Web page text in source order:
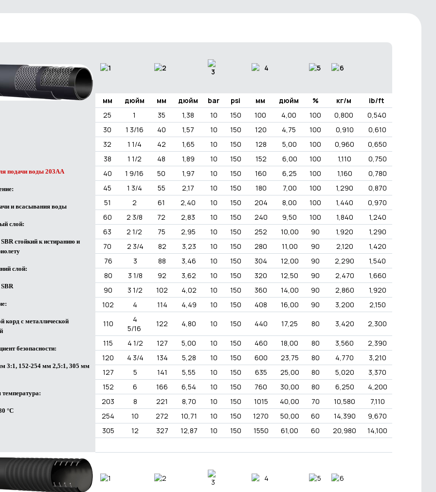
подачи воды 203АA
и всасывания воды
слой:
стойкий к истиранию и
слой:
корд с металлической
безопасности:
3:1, 152-254 мм 2,5:1, 305 мм
температура:
°C
мм дюйм мм дюйм bar psi мм дюйм % кг/м
ib/ft
25
1 35 1,38 10 150 100 4,00 100 0,800
0,540
30
1 3/16 40 1,57 10 150 120 4,75 100 0,910
0,610
32
1 1/4 42 1,65 10 150 128 5,00 100 0,960
0,650
38
1 1/2 48 1,89 10 150 152 6,00 100 1,110
0,750
40
1 9/16 50 1,97 10 150 160 6,25 100 1,160
0,780
45
1 3/4 55 2,17 10 150 180 7,00 100 1,290
0,870
51
2 61 2,40 10 150 204 8,00 100 1,440
0,970
60
2 3/8 72 2,83 10 150 240 9,50 100 1,840
1,240
63
2 1/2 75 2,95 10 150 252 10,00 90 1,920
1,290
70
2 3/4 82 3,23 10 150 280 11,00 90 2,120
1,420
76
3 88 3,46 10 150 304 12,00 90 2,290
1,540
80
3 1/8 92 3,62 10 150 320 12,50 90 2,470
1,660
90
3 1/2 102 4,02 10 150 360 14,00 90 2,860
1,920
102
4 114 4,49 10 150 408 16,00 90 3,200 2,150
110
4
5/16
122 4,80 10 150 440 17,25 80 3,420 2,300
115 4 1/2 127 5,00 10 150 460 18,00 80 3,560
2,390
120
4 3/4 134 5,28 10 150 600 23,75 80 4,770
3,210
127
5 141 5,55 10 150 635 25,00 80 5,020
3,370
152
6 166 6,54 10 150 760 30,00 80 6,250
4,200
203
8 221 8,70 10 150 1015 40,00 70 10,580
7,110
254
10 272 10,71 10 150 1270 50,00 60 14,390
9,670
305
12 327 12,87 10 150 1550 61,00 60 20,980 14,100